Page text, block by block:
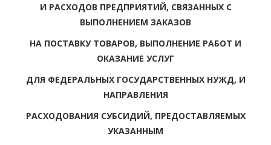
И РАСХОДОВ ПРЕДПРИЯТИЙ, СВЯЗАННЫХ С
ВЫПОЛНЕНИЕМ ЗАКАЗОВ
НА ПОСТАВКУ ТОВАРОВ, ВЫПОЛНЕНИЕ РАБОТ И
ОКАЗАНИЕ УСЛУГ
ДЛЯ ФЕДЕРАЛЬНЫХ ГОСУДАРСТВЕННЫХ НУЖД, И
НАПРАВЛЕНИЯ
РАСХОДОВАНИЯ СУБСИДИЙ, ПРЕДОСТАВЛЯЕМЫХ
УКАЗАННЫМ